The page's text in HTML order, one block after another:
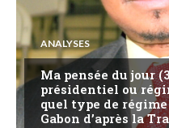
ANALYSES
Ma pensée du jour
présidentiel ou
quel type de
Gabon d’après la